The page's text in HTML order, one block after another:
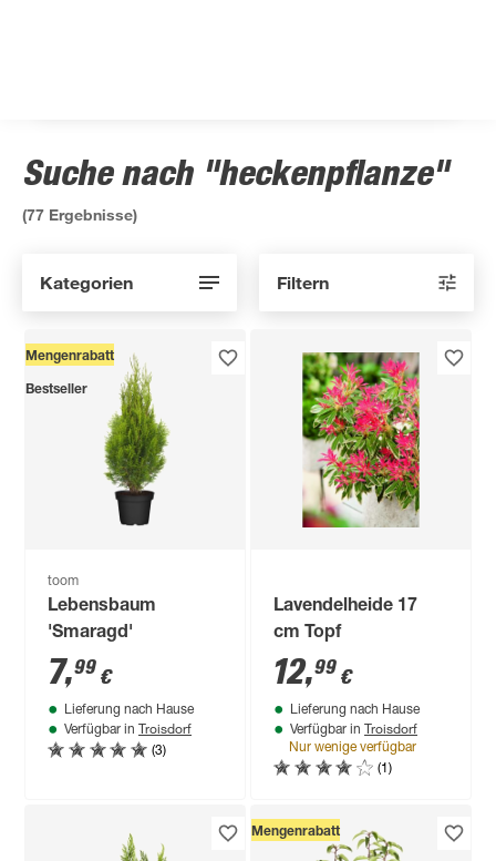
Suche nach "heckenpflanze"
(77 Ergebnisse)
Kategorien Filtern
Mengenrabatt
Bestseller
toom
Lebensbaum
'Smaragd'
7,99 €
Lieferung nach Hause
Verfügbar in Troisdorf
(3)
Lavendelheide 17
cm Topf
12,99 €
Lieferung nach Hause
Verfügbar in Troisdorf
Nur wenige verfügbar
(1)
Mengenrabatt